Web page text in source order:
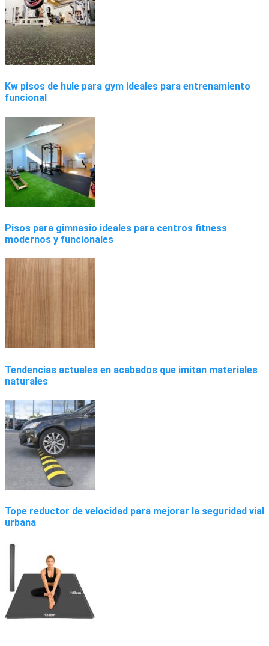
Kw pisos de hule para gym ideales para entrenamiento
funcional
Pisos para gimnasio ideales para centros fitness
modernos y funcionales
Tendencias actuales en acabados que imitan materiales
naturales
Tope reductor de velocidad para mejorar la seguridad vial
urbana